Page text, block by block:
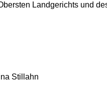
Landgerichts und